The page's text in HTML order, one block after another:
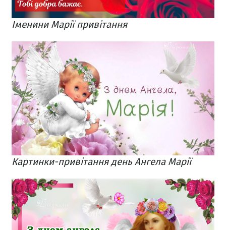
Іменини Марії привітання
Картинки-привітання день Ангела Марії